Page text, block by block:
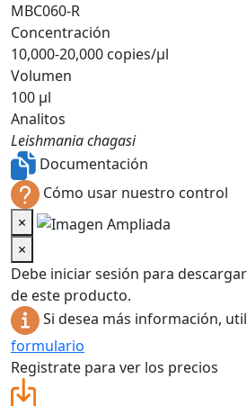
MBC060-R
Concentración
10,000-20,000 copies/µl
Volumen
100 µl
Analitos
Leishmania chagasi
Documentación
Cómo usar nuestro control
×
×
Debe iniciar sesión para
de este producto.
Si desea más información,
formulario
Registrate para ver los precios